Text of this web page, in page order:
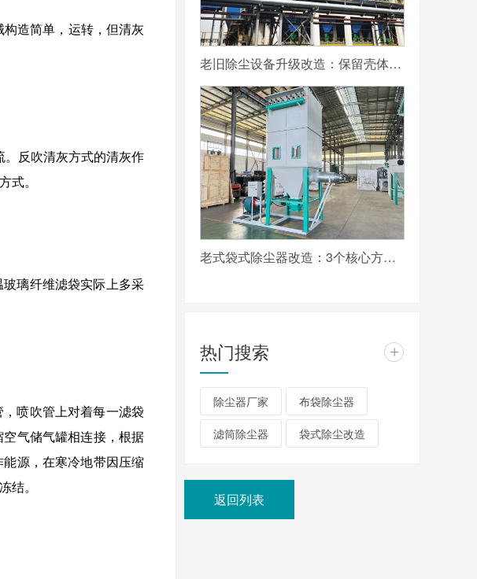
造简单，运转，但清灰
反吹清灰方式的清灰作
式。
璃纤维滤袋实际上多采
喷吹管上对着每一滤袋
气储气罐相连接，根据
源，在寒冷地带因压缩
结。
老旧除尘设备升级改造：保留壳体更换滤袋与内部结构的可行性分析
老式袋式除尘器改造：3个核心方向实现超低排放达标
热门搜索 +
除尘器厂家 布袋除尘器
滤筒除尘器 袋式除尘改造
返回列表